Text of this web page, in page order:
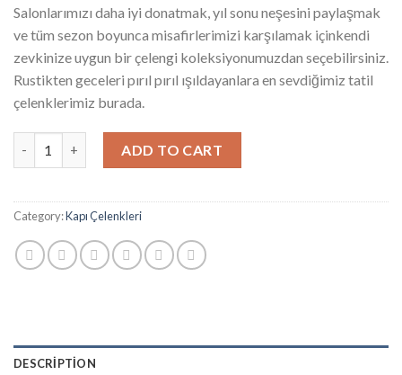
Salonlarımızı daha iyi donatmak, yıl sonu neşesini paylaşmak
ve tüm sezon boyunca misafirlerimizi karşılamak içinkendi
zevkinize uygun bir çelengi koleksiyonumuzdan seçebilirsiniz.
Rustikten geceleri pırıl pırıl ışıldayanlara en sevdiğimiz tatil
çelenklerimiz burada.
ADD TO CART
Category:Kapı Çelenkleri
DESCRIPTION